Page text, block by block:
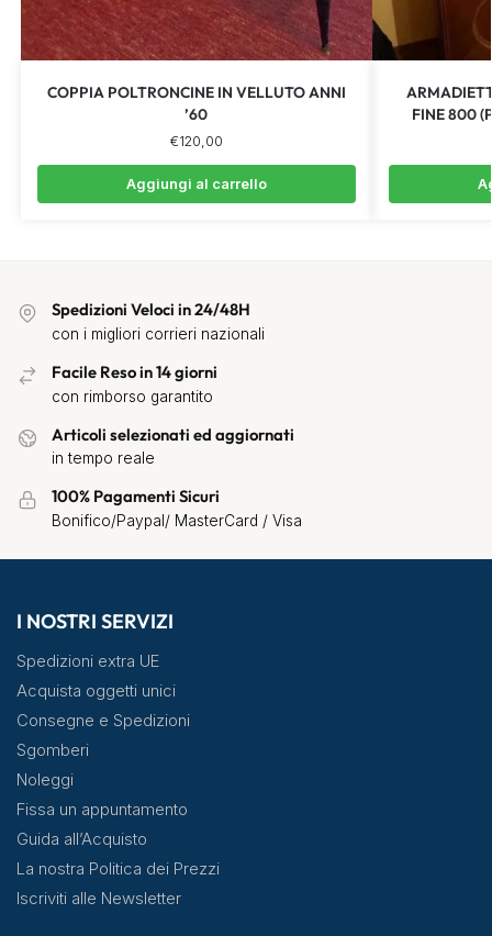
COPPIA POLTRONCINE IN VELLUTO ANNI
’60
€120,00
Aggiungi al carrello
FINE 800
Spedizioni Veloci in 24/48H
con i migliori corrieri nazionali
Facile Reso in 14 giorni
con rimborso garantito
Articoli selezionati ed aggiornati
in tempo reale
100% Pagamenti Sicuri
Bonifico/Paypal/ MasterCard / Visa
I NOSTRI SERVIZI
Spedizioni extra UE
Acquista oggetti unici
Consegne e Spedizioni
Sgomberi
Noleggi
Fissa un appuntamento
Guida all’Acquisto
La nostra Politica dei Prezzi
Iscriviti alle Newsletter